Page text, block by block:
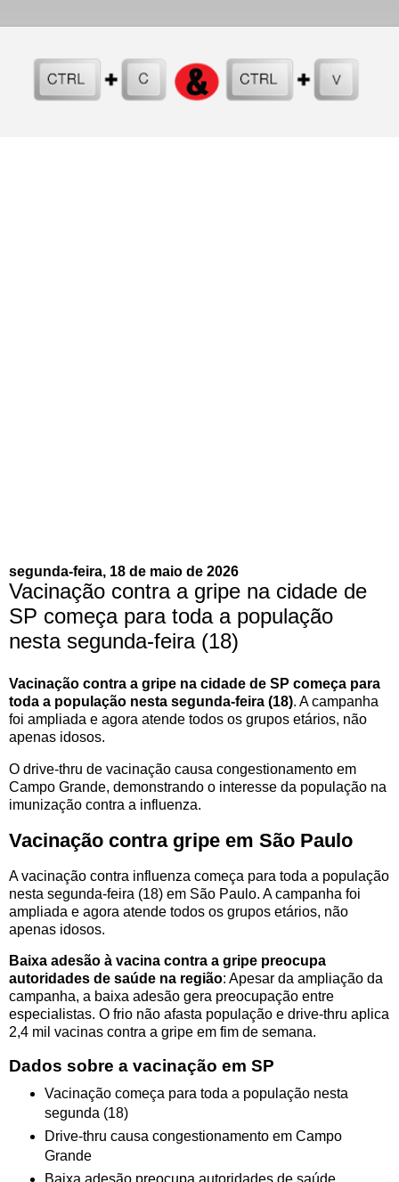
segunda-feira, 18 de maio de 2026
Vacinação contra a gripe na cidade de
SP começa para toda a população
nesta segunda-feira (18)
Vacinação contra a gripe na cidade de SP começa para
toda a população nesta segunda-feira (18). A campanha
foi ampliada e agora atende todos os grupos etários, não
apenas idosos.
O drive-thru de vacinação causa congestionamento em
Campo Grande, demonstrando o interesse da população na
imunização contra a influenza.
Vacinação contra gripe em São Paulo
A vacinação contra influenza começa para toda a população
nesta segunda-feira (18) em São Paulo. A campanha foi
ampliada e agora atende todos os grupos etários, não
apenas idosos.
Baixa adesão à vacina contra a gripe preocupa
autoridades de saúde na região: Apesar da ampliação da
campanha, a baixa adesão gera preocupação entre
especialistas. O frio não afasta população e drive-thru aplica
2,4 mil vacinas contra a gripe em fim de semana.
Dados sobre a vacinação em SP
Vacinação começa para toda a população nesta
segunda (18)
Drive-thru causa congestionamento em Campo
Grande
Baixa adesão preocupa autoridades de saúde